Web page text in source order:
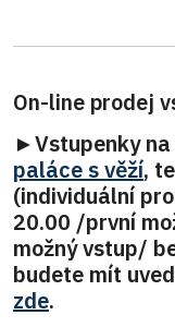
On-line prodej
►Vstupenky
paláce s věží,
(individuální
20.00 /první
možný vstup/
budete mít
zde.